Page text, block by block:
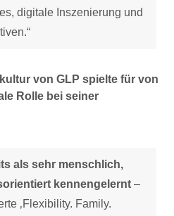
digitale Inszenierung und
von GLP spielte für von
Rolle bei seiner
als sehr menschlich,
kennengelernt –
‚Flexibility. Family.